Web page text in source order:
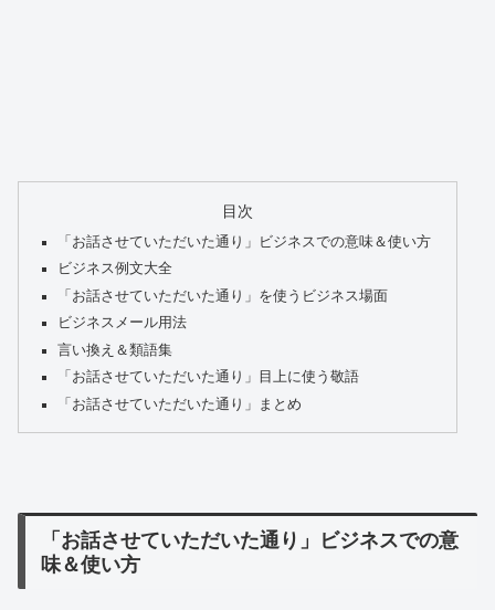
目次
「お話させていただいた通り」ビジネスでの意味＆使い方
ビジネス例文大全
「お話させていただいた通り」を使うビジネス場面
ビジネスメール用法
言い換え＆類語集
「お話させていただいた通り」目上に使う敬語
「お話させていただいた通り」まとめ
「お話させていただいた通り」ビジネスでの意
味＆使い方